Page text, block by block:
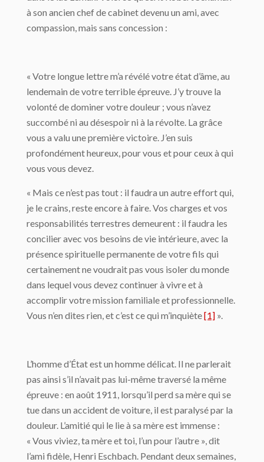
à son ancien chef de cabinet devenu un ami, avec
compassion, mais sans concession :
« Votre longue lettre m’a révélé votre état d’âme, au
lendemain de votre terrible épreuve. J’y trouve la
volonté de dominer votre douleur ; vous n’avez
succombé ni au désespoir ni à la révolte. La grâce
vous a valu une première victoire. J’en suis
profondément heureux, pour vous et pour ceux à qui
vous vous devez.
« Mais ce n’est pas tout : il faudra un autre effort qui,
je le crains, reste encore à faire. Vos charges et vos
responsabilités terrestres demeurent : il faudra les
concilier avec vos besoins de vie intérieure, avec la
présence spirituelle permanente de votre fils qui
certainement ne voudrait pas vous isoler du monde
dans lequel vous devez continuer à vivre et à
accomplir votre mission familiale et professionnelle.
Vous n’en dites rien, et c’est ce qui m’inquiète[1] ».
L’homme d’État est un homme délicat. Il ne parlerait
pas ainsi s’il n’avait pas lui-même traversé la même
épreuve : en août 1911, lorsqu’il perd sa mère qui se
tue dans un accident de voiture, il est paralysé par la
douleur. L’amitié qui le lie à sa mère est immense :
« Vous viviez, ta mère et toi, l’un pour l’autre », dit
l’ami fidèle, Henri Eschbach. Pendant deux semaines,